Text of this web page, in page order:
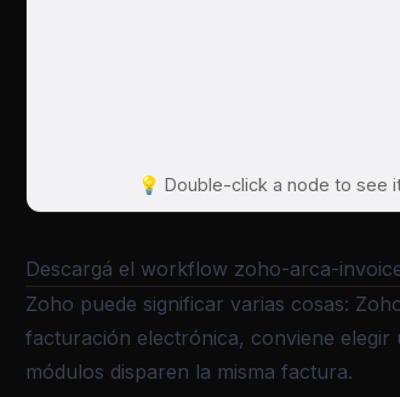
Descargá el workflow zoho-arca-
Zoho puede significar varias cosas:
facturación electrónica, conviene
módulos disparen la misma factura.